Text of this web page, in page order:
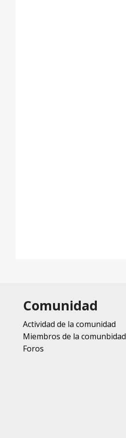
Comunidad
Actividad de la comunidad
Miembros de la comunbidad
Foros